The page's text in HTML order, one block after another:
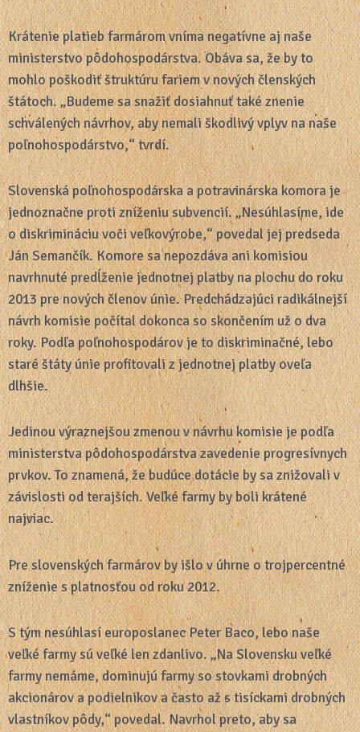
Krátenie platieb farmárom vníma negatívne aj naše
ministerstvo pôdohospodárstva. Obáva sa, že by to
mohlo poškodiť štruktúru fariem v nových členských
štátoch. „Budeme sa snažiť dosiahnuť také znenie
schválených návrhov, aby nemali škodlivý vplyv na naše
poľnohospodárstvo,“ tvrdí.
Slovenská poľnohospodárska a potravinárska komora je
jednoznačne proti zníženiu subvencií. „Nesúhlasíme, ide
o diskrimináciu voči veľkovýrobe,“ povedal jej predseda
Ján Semančík. Komore sa nepozdáva ani komisiou
navrhnuté predĺženie jednotnej platby na plochu do roku
2013 pre nových členov únie. Predchádzajúci radikálnejší
návrh komisie počítal dokonca so skončením už o dva
roky. Podľa poľnohospodárov je to diskriminačné, lebo
staré štáty únie profitovali z jednotnej platby oveľa
dlhšie.
Jedinou výraznejšou zmenou v návrhu komisie je podľa
ministerstva pôdohospodárstva zavedenie progresívnych
prvkov. To znamená, že budúce dotácie by sa znižovali v
závislosti od terajších. Veľké farmy by boli krátené
najviac.
Pre slovenských farmárov by išlo v úhrne o trojpercentné
zníženie s platnosťou od roku 2012.
S tým nesúhlasí europoslanec Peter Baco, lebo naše
veľké farmy sú veľké len zdanlivo. „Na Slovensku veľké
farmy nemáme, dominujú farmy so stovkami drobných
akcionárov a podielnikov a často až s tisíckami drobných
vlastníkov pôdy,“ povedal. Navrhol preto, aby sa